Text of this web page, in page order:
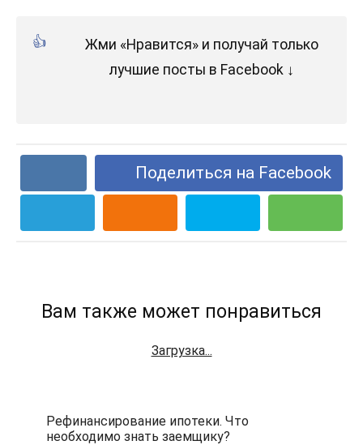
Жми «Нравится» и получай только
лучшие посты в Facebook ↓
Поделиться на Facebook
Вам также может понравиться
Загрузка...
Рефинансирование ипотеки. Что
необходимо знать заемщику?